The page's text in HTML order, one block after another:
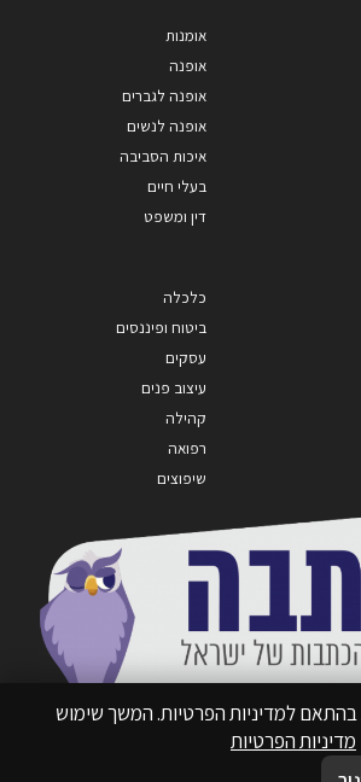
אומנות
אופנה
אופנה לגברים
אופנה לנשים
איכות הסביבה
בעלי חיים
דין ומשפט
כלכלה
ביטוח ופיננסים
עסקים
עיצוב פנים
קהילה
רפואה
שיפוצים
למדיניות הפרטיות. המשך שימוש
מדיניות הפרטיות